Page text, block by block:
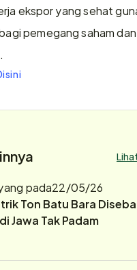
ekspor yang sehat
pemegang saham
pada22/05/26
Ton Batu Bara
Jawa Tak Padam